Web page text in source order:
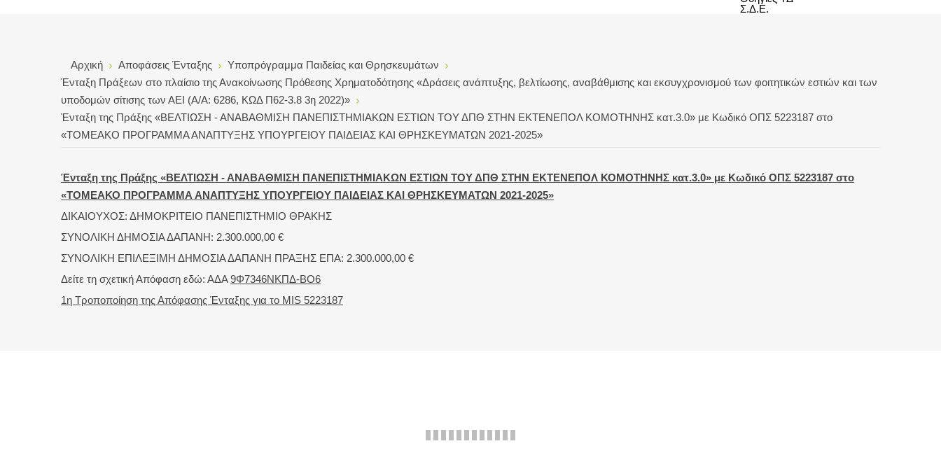
Σ.Δ.Ε.
Αρχική Αποφάσεις Ένταξης
Υποπρόγραμμα Παιδείας και Θρησκευμάτων
Ένταξη Πράξεων στο πλαίσιο της Ανακοίνωσης Πρόθεσης Χρηματοδότησης «Δράσεις ανάπτυξης, βελτίωσης, αναβάθμισης και εκσυγχρονισμού των φοιτητικών εστιών και των
υποδομών σίτισης των ΑΕΙ (Α/Α: 6286, ΚΩΔ Π62-3.8 3η 2022)»
Ένταξη της Πράξης «ΒΕΛΤΙΩΣΗ - ΑΝΑΒΑΘΜΙΣΗ ΠΑΝΕΠΙΣΤΗΜΙΑΚΩΝ ΕΣΤΙΩΝ ΤΟΥ ΔΠΘ ΣΤΗΝ ΕΚΤΕΝΕΠΟΛ ΚΟΜΟΤΗΝΗΣ κατ.3.0» με Κωδικό ΟΠΣ 5223187 στο
«ΤΟΜΕΑΚΟ ΠΡΟΓΡΑΜΜΑ ΑΝΑΠΤΥΞΗΣ ΥΠΟΥΡΓΕΙΟΥ ΠΑΙΔΕΙΑΣ ΚΑΙ ΘΡΗΣΚΕΥΜΑΤΩΝ 2021-2025»
Ένταξη της Πράξης «ΒΕΛΤΙΩΣΗ - ΑΝΑΒΑΘΜΙΣΗ ΠΑΝΕΠΙΣΤΗΜΙΑΚΩΝ ΕΣΤΙΩΝ ΤΟΥ ΔΠΘ ΣΤΗΝ ΕΚΤΕΝΕΠΟΛ ΚΟΜΟΤΗΝΗΣ κατ.3.0» με Κωδικό ΟΠΣ 5223187 στο
«ΤΟΜΕΑΚΟ ΠΡΟΓΡΑΜΜΑ ΑΝΑΠΤΥΞΗΣ ΥΠΟΥΡΓΕΙΟΥ ΠΑΙΔΕΙΑΣ ΚΑΙ ΘΡΗΣΚΕΥΜΑΤΩΝ 2021-2025»
ΔΙΚΑΙΟΥΧΟΣ: ΔΗΜΟΚΡΙΤΕΙΟ ΠΑΝΕΠΙΣΤΗΜΙΟ ΘΡΑΚΗΣ
ΣΥΝΟΛΙΚΗ ΔΗΜΟΣΙΑ ΔΑΠΑΝΗ: 2.300.000,00 €
ΣΥΝΟΛΙΚΗ ΕΠΙΛΕΞΙΜΗ ΔΗΜΟΣΙΑ ΔΑΠΑΝΗ ΠΡΑΞΗΣ ΕΠΑ: 2.300.000,00 €
Δείτε τη σχετική Απόφαση εδώ: ΑΔΑ9Φ7346ΝΚΠΔ-ΒΟ6
1η Τροποποίηση της Απόφασης Ένταξης για το MIS 5223187